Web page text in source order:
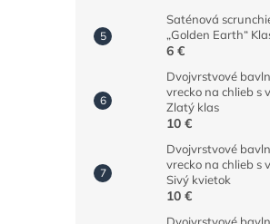
Saténová
„Golden Earth“
6 €
Dvojvrstvové
vrecko na chlieb s
Zlatý klas
10 €
Dvojvrstvové
vrecko na chlieb s
Sivý kvietok
10 €